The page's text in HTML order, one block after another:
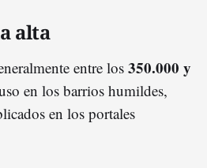
alta
entre los 350.000 y
en los barrios humildes,
en los portales